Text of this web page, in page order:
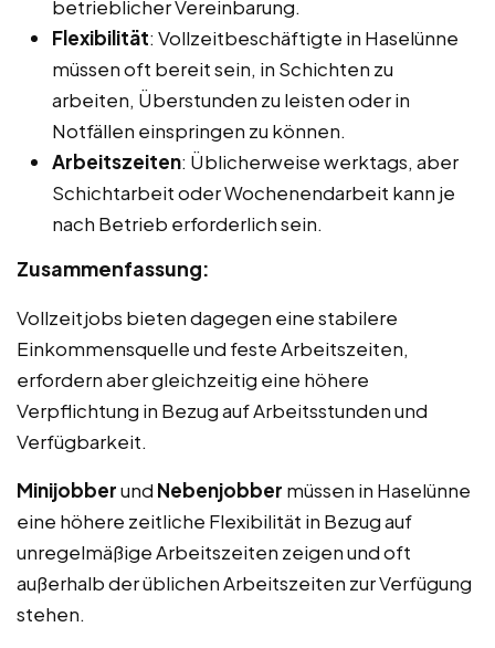
betrieblicher Vereinbarung.
Flexibilität: Vollzeitbeschäftigte in Haselünne
müssen oft bereit sein, in Schichten zu
arbeiten, Überstunden zu leisten oder in
Notfällen einspringen zu können.
Arbeitszeiten: Üblicherweise werktags, aber
Schichtarbeit oder Wochenendarbeit kann je
nach Betrieb erforderlich sein.
Zusammenfassung:
Vollzeitjobs bieten dagegen eine stabilere
Einkommensquelle und feste Arbeitszeiten,
erfordern aber gleichzeitig eine höhere
Verpflichtung in Bezug auf Arbeitsstunden und
Verfügbarkeit.
Minijobberund Nebenjobber müssen in Haselünne
eine höhere zeitliche Flexibilität in Bezug auf
unregelmäßige Arbeitszeiten zeigen und oft
außerhalb der üblichen Arbeitszeiten zur Verfügung
stehen.